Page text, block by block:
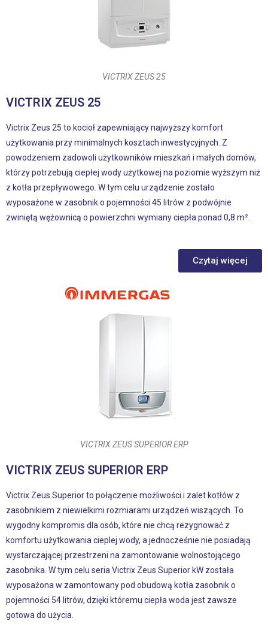
VICTRIX ZEUS 25
VICTRIX ZEUS 25
Victrix Zeus 25 to kocioł zapewniający najwyższy komfort
użytkowania przy minimalnych kosztach inwestycyjnych. Z
powodzeniem zadowoli użytkowników mieszkań i małych domów,
którzy potrzebują ciepłej wody użytkowej na poziomie wyższym niż
z kotła przepływowego. W tym celu urządzenie zostało
wyposażone w zasobnik o pojemności 45 litrów z podwójnie
zwiniętą wężownicą o powierzchni wymiany ciepła ponad 0,8 m².
Czytaj więcej
VICTRIX ZEUS SUPERIOR ERP
VICTRIX ZEUS SUPERIOR ERP
Victrix Zeus Superior to połączenie możliwości i zalet kotłów z
zasobnikiem z niewielkimi rozmiarami urządzeń wiszących. To
wygodny kompromis dla osób, które nie chcą rezygnować z
komfortu użytkowania cieplej wody, a jednocześnie nie posiadają
wystarczającej przestrzeni na zamontowanie wolnostojącego
zasobnika. W tym celu seria Victrix Zeus Superior kW została
wyposażona w zamontowany pod obudową kotła zasobnik o
pojemności 54 litrów, dzięki któremu ciepła woda jest zawsze
gotowa do użycia.